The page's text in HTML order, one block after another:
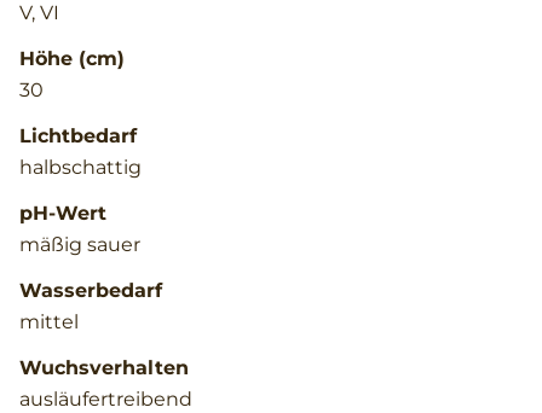
V, VI
Höhe (cm)
30
Lichtbedarf
halbschattig
pH-Wert
mäßig sauer
Wasserbedarf
mittel
Wuchsverhalten
ausläufertreibend